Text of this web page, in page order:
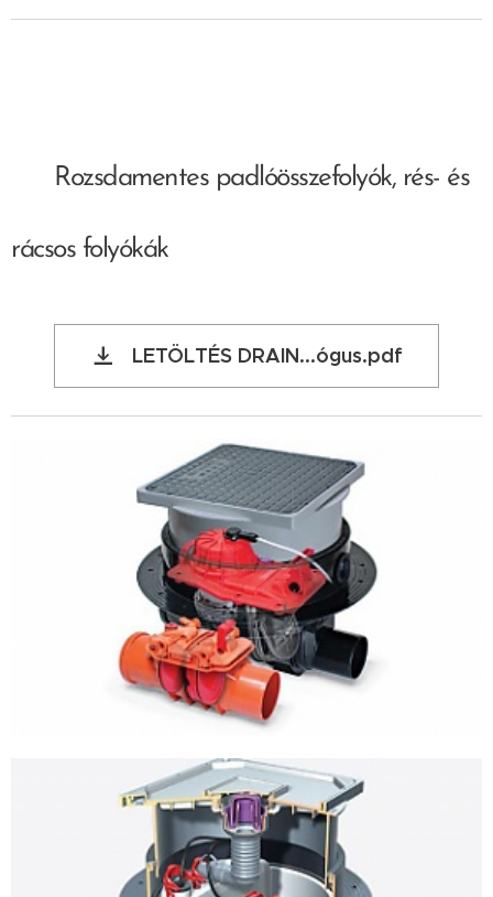
Rozsdamentes padlóösszefolyók, rés- és
rácsos folyókák
LETÖLTÉS DRAIN...ógus.pdf